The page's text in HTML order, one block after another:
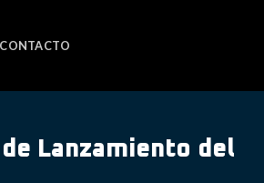
CONTACTO
Lanzamiento del